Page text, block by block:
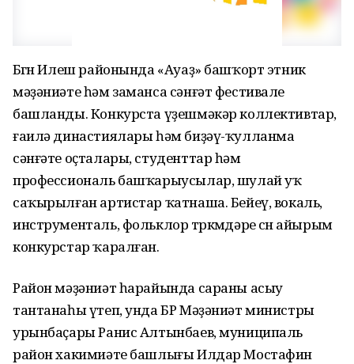
Бөгөн Илеш районында «Ауаҙ» башҡорт этник
мәҙәниәте һәм заманса сәнғәт фестивале
башланды. Конкурста үҙешмәкәр коллективтар,
ғаилә династиялары һәм биҙәү-ҡулланма
сәнғәте оҫталары, студенттар һәм
профессиональ башҡарыусылар, шулай уҡ
саҡырылған артистар ҡатнаша. Бейеү, вокаль,
инструменталь, фольклор төркөмдәре өсөн айырым
конкурстар ҡаралған.
Район мәҙәниәт һарайында сараны асыу
тантанаһы үтеп, унда БР Мәҙәниәт министры
урынбаҫары Ранис Алтынбаев, муниципаль
район хакимиәте башлығы Илдар Мостафин